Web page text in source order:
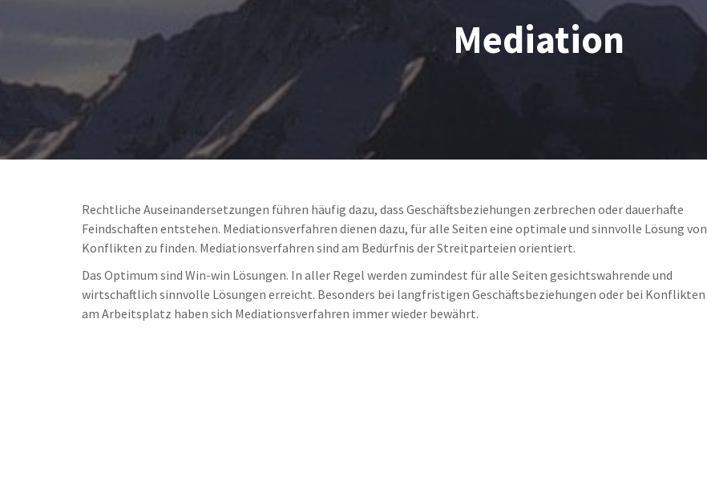
Mediation
Rechtliche Auseinandersetzungen führen häufig dazu, dass Geschäftsbeziehungen zerbrechen oder dauerhafte
Feindschaften entstehen. Mediationsverfahren dienen dazu, für alle Seiten eine optimale und sinnvolle Lösung von
Konflikten zu finden. Mediationsverfahren sind am Bedürfnis der Streitparteien orientiert.
Das Optimum sind Win-win Lösungen. In aller Regel werden zumindest für alle Seiten gesichtswahrende und
wirtschaftlich sinnvolle Lösungen erreicht. Besonders bei langfristigen Geschäftsbeziehungen oder bei Konflikten
am Arbeitsplatz haben sich Mediationsverfahren immer wieder bewährt.